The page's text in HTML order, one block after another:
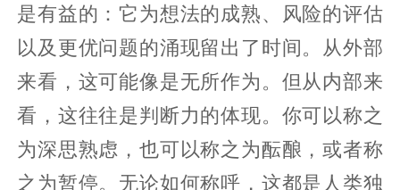
是有益的：它为想法的成熟、风险的评估
以及更优问题的涌现留出了时间。从外部
来看，这可能像是无所作为。但从内部来
看，这往往是判断力的体现。你可以称之
为深思熟虑，也可以称之为酝酿，或者称
之为暂停。无论如何称呼，这都是人类独